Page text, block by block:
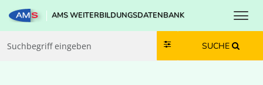
Zum Inhalt springen
Zum Navmenü springen
Zur Suche springen
Zur Footer springen
AMS WEITERBILDUNGSDATENBANK
SUCHE